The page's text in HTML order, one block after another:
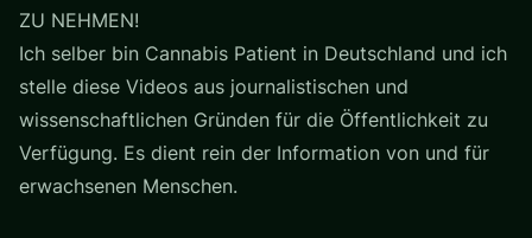
ZU NEHMEN!
Ich selber bin Cannabis Patient in Deutschland und ich
stelle diese Videos aus journalistischen und
wissenschaftlichen Gründen für die Öffentlichkeit zu
Verfügung. Es dient rein der Information von und für
erwachsenen Menschen.